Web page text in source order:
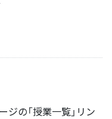
の「授業一覧」リン